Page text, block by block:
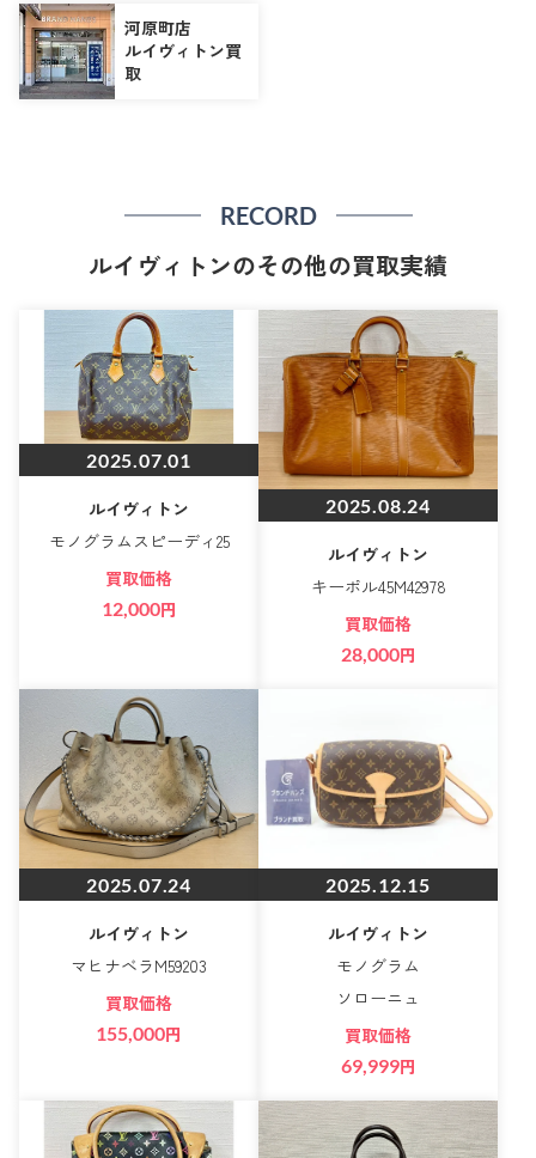
河原町店
ルイヴィトン買
取
RECORD
ルイヴィトンのその他の買取実績
2025.07.01
ルイヴィトン
モノグラムスピーディ25
買取価格
12,000円
2025.08.24
ルイヴィトン
キーポル45M42978
買取価格
28,000円
2025.07.24
ルイヴィトン
マヒナベラM59203
買取価格
155,000円
2025.12.15
ルイヴィトン
モノグラム
ソローニュ
買取価格
69,999円